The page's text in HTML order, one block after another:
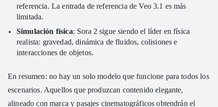
referencia. La entrada de referencia de Veo 3.1 es más
limitada.
Simulación física: Sora 2 sigue siendo el líder en física
realista: gravedad, dinámica de fluidos, colisiones e
interacciones de objetos.
En resumen: no hay un solo modelo que funcione para todos los
escenarios. Aquellos que produzcan contenido elegante,
alineado con marca y pasajes cinematográficos obtendrán el